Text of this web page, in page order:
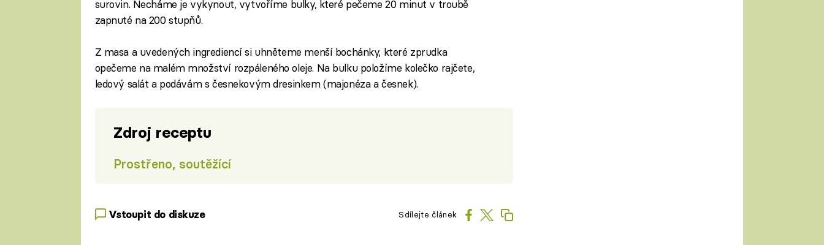
surovin. Necháme je vykynout, vytvoříme bulky, které pečeme 20 minut v troubě
zapnuté na 200 stupňů.
Z masa a uvedených ingrediencí si uhněteme menší bochánky, které zprudka
opečeme na malém množství rozpáleného oleje. Na bulku položíme kolečko rajčete,
ledový salát a podávám s česnekovým dresinkem (majonéza a česnek).
Zdroj receptu
Prostřeno, soutěžící
Vstoupit do diskuze Sdílejte článek